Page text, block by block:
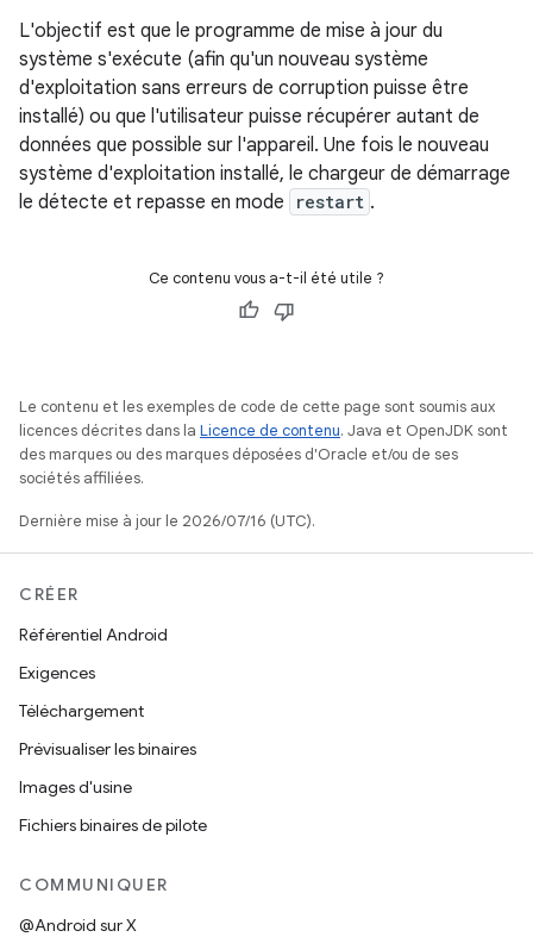
L'objectif est que le programme de mise à jour du
système s'exécute (afin qu'un nouveau système
d'exploitation sans erreurs de corruption puisse être
installé) ou que l'utilisateur puisse récupérer autant de
données que possible sur l'appareil. Une fois le nouveau
système d'exploitation installé, le chargeur de démarrage
le détecte et repasse en mode
restart .
Ce contenu vous a-t-il été utile ?
Le contenu et les exemples de code de cette page sont soumis aux
licences décrites dans la Licence de contenu. Java et OpenJDK sont
des marques ou des marques déposées d'Oracle et/ou de ses
sociétés affiliées.
Dernière mise à jour le 2026/07/16 (UTC).
CRÉER
Référentiel Android
Exigences
Téléchargement
Prévisualiser les binaires
Images d'usine
Fichiers binaires de pilote
COMMUNIQUER
@Android sur X